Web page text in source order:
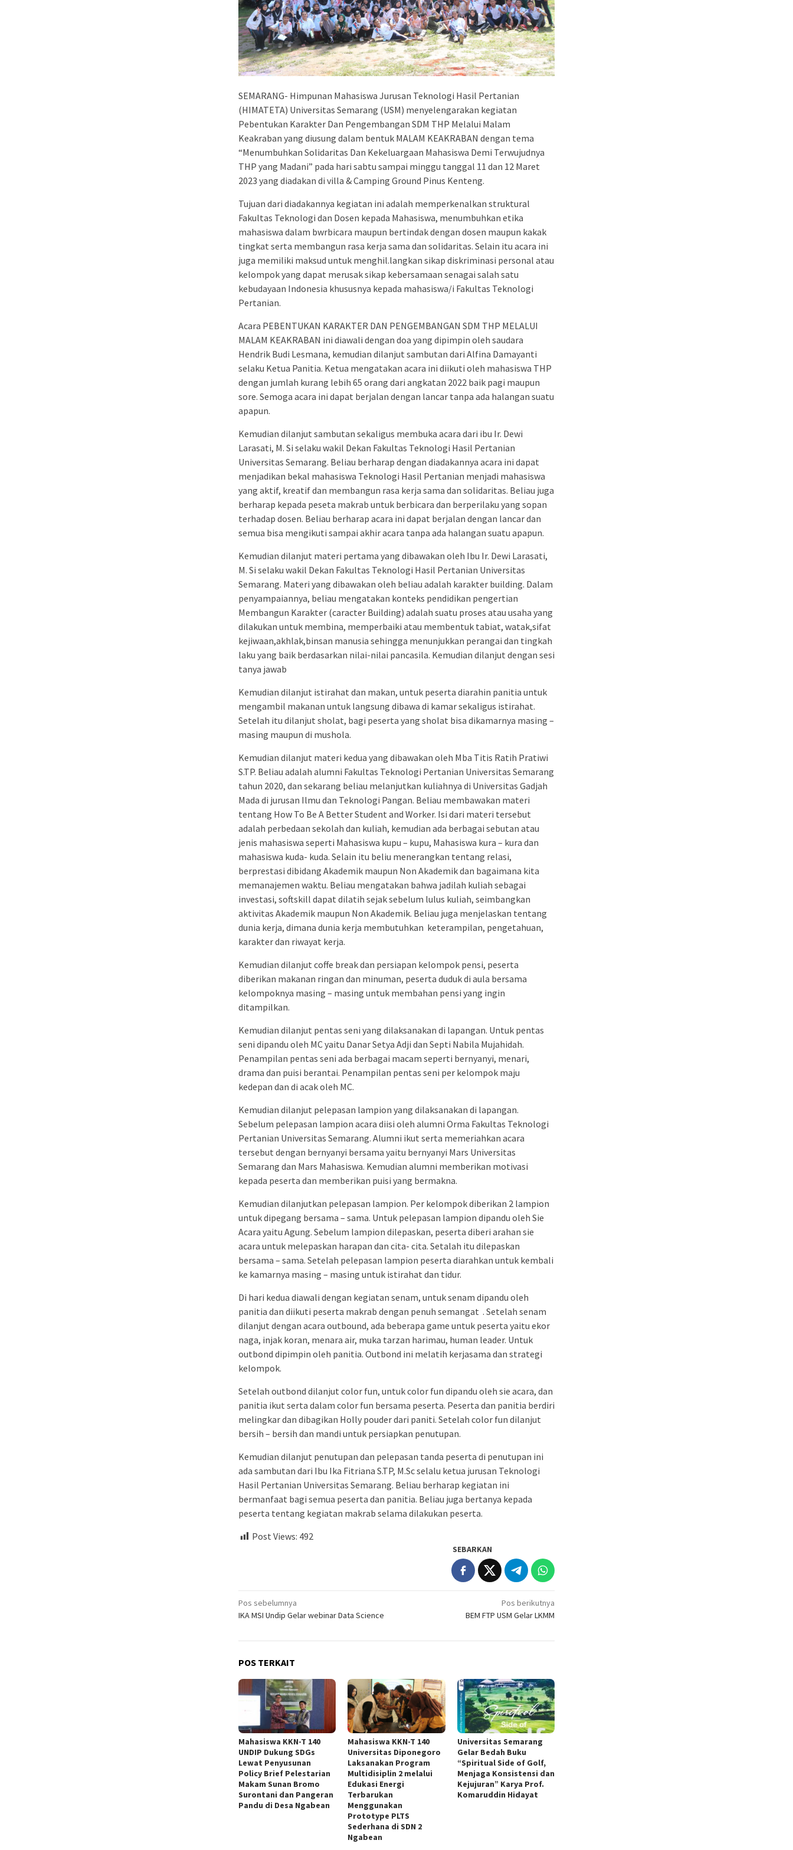
SEMARANG- Himpunan Mahasiswa Jurusan Teknologi Hasil Pertanian
(HIMATETA) Universitas Semarang (USM) menyelengarakan kegiatan
Pebentukan Karakter Dan Pengembangan SDM THP Melalui Malam
Keakraban yang diusung dalam bentuk MALAM KEAKRABAN dengan tema
“Menumbuhkan Solidaritas Dan Kekeluargaan Mahasiswa Demi Terwujudnya
THP yang Madani” pada hari sabtu sampai minggu tanggal 11 dan 12 Maret
2023 yang diadakan di villa & Camping Ground Pinus Kenteng.
Tujuan dari diadakannya kegiatan ini adalah memperkenalkan struktural
Fakultas Teknologi dan Dosen kepada Mahasiswa, menumbuhkan etika
mahasiswa dalam bwrbicara maupun bertindak dengan dosen maupun kakak
tingkat serta membangun rasa kerja sama dan solidaritas. Selain itu acara ini
juga memiliki maksud untuk menghil.langkan sikap diskriminasi personal atau
kelompok yang dapat merusak sikap kebersamaan senagai salah satu
kebudayaan Indonesia khususnya kepada mahasiswa/i Fakultas Teknologi
Pertanian.
Acara PEBENTUKAN KARAKTER DAN PENGEMBANGAN SDM THP MELALUI
MALAM KEAKRABAN ini diawali dengan doa yang dipimpin oleh saudara
Hendrik Budi Lesmana, kemudian dilanjut sambutan dari Alfina Damayanti
selaku Ketua Panitia. Ketua mengatakan acara ini diikuti oleh mahasiswa THP
dengan jumlah kurang lebih 65 orang dari angkatan 2022 baik pagi maupun
sore. Semoga acara ini dapat berjalan dengan lancar tanpa ada halangan suatu
apapun.
Kemudian dilanjut sambutan sekaligus membuka acara dari ibu Ir. Dewi
Larasati, M. Si selaku wakil Dekan Fakultas Teknologi Hasil Pertanian
Universitas Semarang. Beliau berharap dengan diadakannya acara ini dapat
menjadikan bekal mahasiswa Teknologi Hasil Pertanian menjadi mahasiswa
yang aktif, kreatif dan membangun rasa kerja sama dan solidaritas. Beliau juga
berharap kepada peseta makrab untuk berbicara dan berperilaku yang sopan
terhadap dosen. Beliau berharap acara ini dapat berjalan dengan lancar dan
semua bisa mengikuti sampai akhir acara tanpa ada halangan suatu apapun.
Kemudian dilanjut materi pertama yang dibawakan oleh Ibu Ir. Dewi Larasati,
M. Si selaku wakil Dekan Fakultas Teknologi Hasil Pertanian Universitas
Semarang. Materi yang dibawakan oleh beliau adalah karakter building. Dalam
penyampaiannya, beliau mengatakan konteks pendidikan pengertian
Membangun Karakter (caracter Building) adalah suatu proses atau usaha yang
dilakukan untuk membina, memperbaiki atau membentuk tabiat, watak,sifat
kejiwaan,akhlak,binsan manusia sehingga menunjukkan perangai dan tingkah
laku yang baik berdasarkan nilai-nilai pancasila. Kemudian dilanjut dengan sesi
tanya jawab
Kemudian dilanjut istirahat dan makan, untuk peserta diarahin panitia untuk
mengambil makanan untuk langsung dibawa di kamar sekaligus istirahat.
Setelah itu dilanjut sholat, bagi peserta yang sholat bisa dikamarnya masing –
masing maupun di mushola.
Kemudian dilanjut materi kedua yang dibawakan oleh Mba Titis Ratih Pratiwi
S.TP. Beliau adalah alumni Fakultas Teknologi Pertanian Universitas Semarang
tahun 2020, dan sekarang beliau melanjutkan kuliahnya di Universitas Gadjah
Mada di jurusan Ilmu dan Teknologi Pangan. Beliau membawakan materi
tentang How To Be A Better Student and Worker. Isi dari materi tersebut
adalah perbedaan sekolah dan kuliah, kemudian ada berbagai sebutan atau
jenis mahasiswa seperti Mahasiswa kupu – kupu, Mahasiswa kura – kura dan
mahasiswa kuda- kuda. Selain itu beliu menerangkan tentang relasi,
berprestasi dibidang Akademik maupun Non Akademik dan bagaimana kita
memanajemen waktu. Beliau mengatakan bahwa jadilah kuliah sebagai
investasi, softskill dapat dilatih sejak sebelum lulus kuliah, seimbangkan
aktivitas Akademik maupun Non Akademik. Beliau juga menjelaskan tentang
dunia kerja, dimana dunia kerja membutuhkan keterampilan, pengetahuan,
karakter dan riwayat kerja.
Kemudian dilanjut coffe break dan persiapan kelompok pensi, peserta
diberikan makanan ringan dan minuman, peserta duduk di aula bersama
kelompoknya masing – masing untuk membahan pensi yang ingin
ditampilkan.
Kemudian dilanjut pentas seni yang dilaksanakan di lapangan. Untuk pentas
seni dipandu oleh MC yaitu Danar Setya Adji dan Septi Nabila Mujahidah.
Penampilan pentas seni ada berbagai macam seperti bernyanyi, menari,
drama dan puisi berantai. Penampilan pentas seni per kelompok maju
kedepan dan di acak oleh MC.
Kemudian dilanjut pelepasan lampion yang dilaksanakan di lapangan.
Sebelum pelepasan lampion acara diisi oleh alumni Orma Fakultas Teknologi
Pertanian Universitas Semarang. Alumni ikut serta memeriahkan acara
tersebut dengan bernyanyi bersama yaitu bernyanyi Mars Universitas
Semarang dan Mars Mahasiswa. Kemudian alumni memberikan motivasi
kepada peserta dan memberikan puisi yang bermakna.
Kemudian dilanjutkan pelepasan lampion. Per kelompok diberikan 2 lampion
untuk dipegang bersama – sama. Untuk pelepasan lampion dipandu oleh Sie
Acara yaitu Agung. Sebelum lampion dilepaskan, peserta diberi arahan sie
acara untuk melepaskan harapan dan cita- cita. Setalah itu dilepaskan
bersama – sama. Setelah pelepasan lampion peserta diarahkan untuk kembali
ke kamarnya masing – masing untuk istirahat dan tidur.
Di hari kedua diawali dengan kegiatan senam, untuk senam dipandu oleh
panitia dan diikuti peserta makrab dengan penuh semangat . Setelah senam
dilanjut dengan acara outbound, ada beberapa game untuk peserta yaitu ekor
naga, injak koran, menara air, muka tarzan harimau, human leader. Untuk
outbond dipimpin oleh panitia. Outbond ini melatih kerjasama dan strategi
kelompok.
Setelah outbond dilanjut color fun, untuk color fun dipandu oleh sie acara, dan
panitia ikut serta dalam color fun bersama peserta. Peserta dan panitia berdiri
melingkar dan dibagikan Holly pouder dari paniti. Setelah color fun dilanjut
bersih – bersih dan mandi untuk persiapkan penutupan.
Kemudian dilanjut penutupan dan pelepasan tanda peserta di penutupan ini
ada sambutan dari Ibu Ika Fitriana S.TP, M.Sc selalu ketua jurusan Teknologi
Hasil Pertanian Universitas Semarang. Beliau berharap kegiatan ini
bermanfaat bagi semua peserta dan panitia. Beliau juga bertanya kepada
peserta tentang kegiatan makrab selama dilakukan peserta.
Post Views: 492
SEBARKAN
Navigasi
pos
Pos sebelumnya
IKA MSI Undip Gelar webinar Data Science
Pos berikutnya
BEM FTP USM Gelar LKMM
POS TERKAIT
Mahasiswa KKN-T 140
UNDIP Dukung SDGs
Lewat Penyusunan
Policy Brief Pelestarian
Makam Sunan Bromo
Surontani dan Pangeran
Pandu di Desa Ngabean
Mahasiswa KKN-T 140
Universitas Diponegoro
Laksanakan Program
Multidisiplin 2 melalui
Edukasi Energi
Terbarukan
Menggunakan
Prototype PLTS
Sederhana di SDN 2
Ngabean
Universitas Semarang
Gelar Bedah Buku
“Spiritual Side of Golf,
Menjaga Konsistensi dan
Kejujuran” Karya Prof.
Komaruddin Hidayat